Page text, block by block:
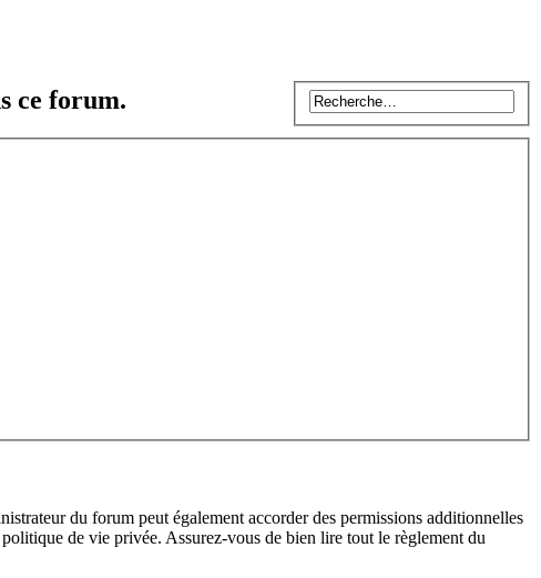
ce forum.
du forum peut également accorder des permissions additionnelles
de vie privée. Assurez-vous de bien lire tout le règlement du